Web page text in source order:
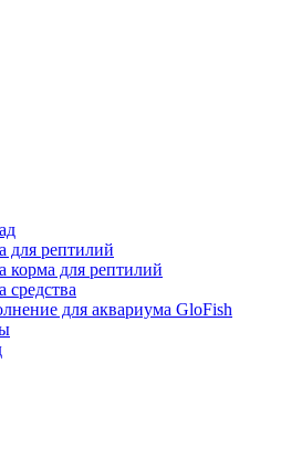
для рептилий
корма для рептилий
средства
для аквариума GloFish